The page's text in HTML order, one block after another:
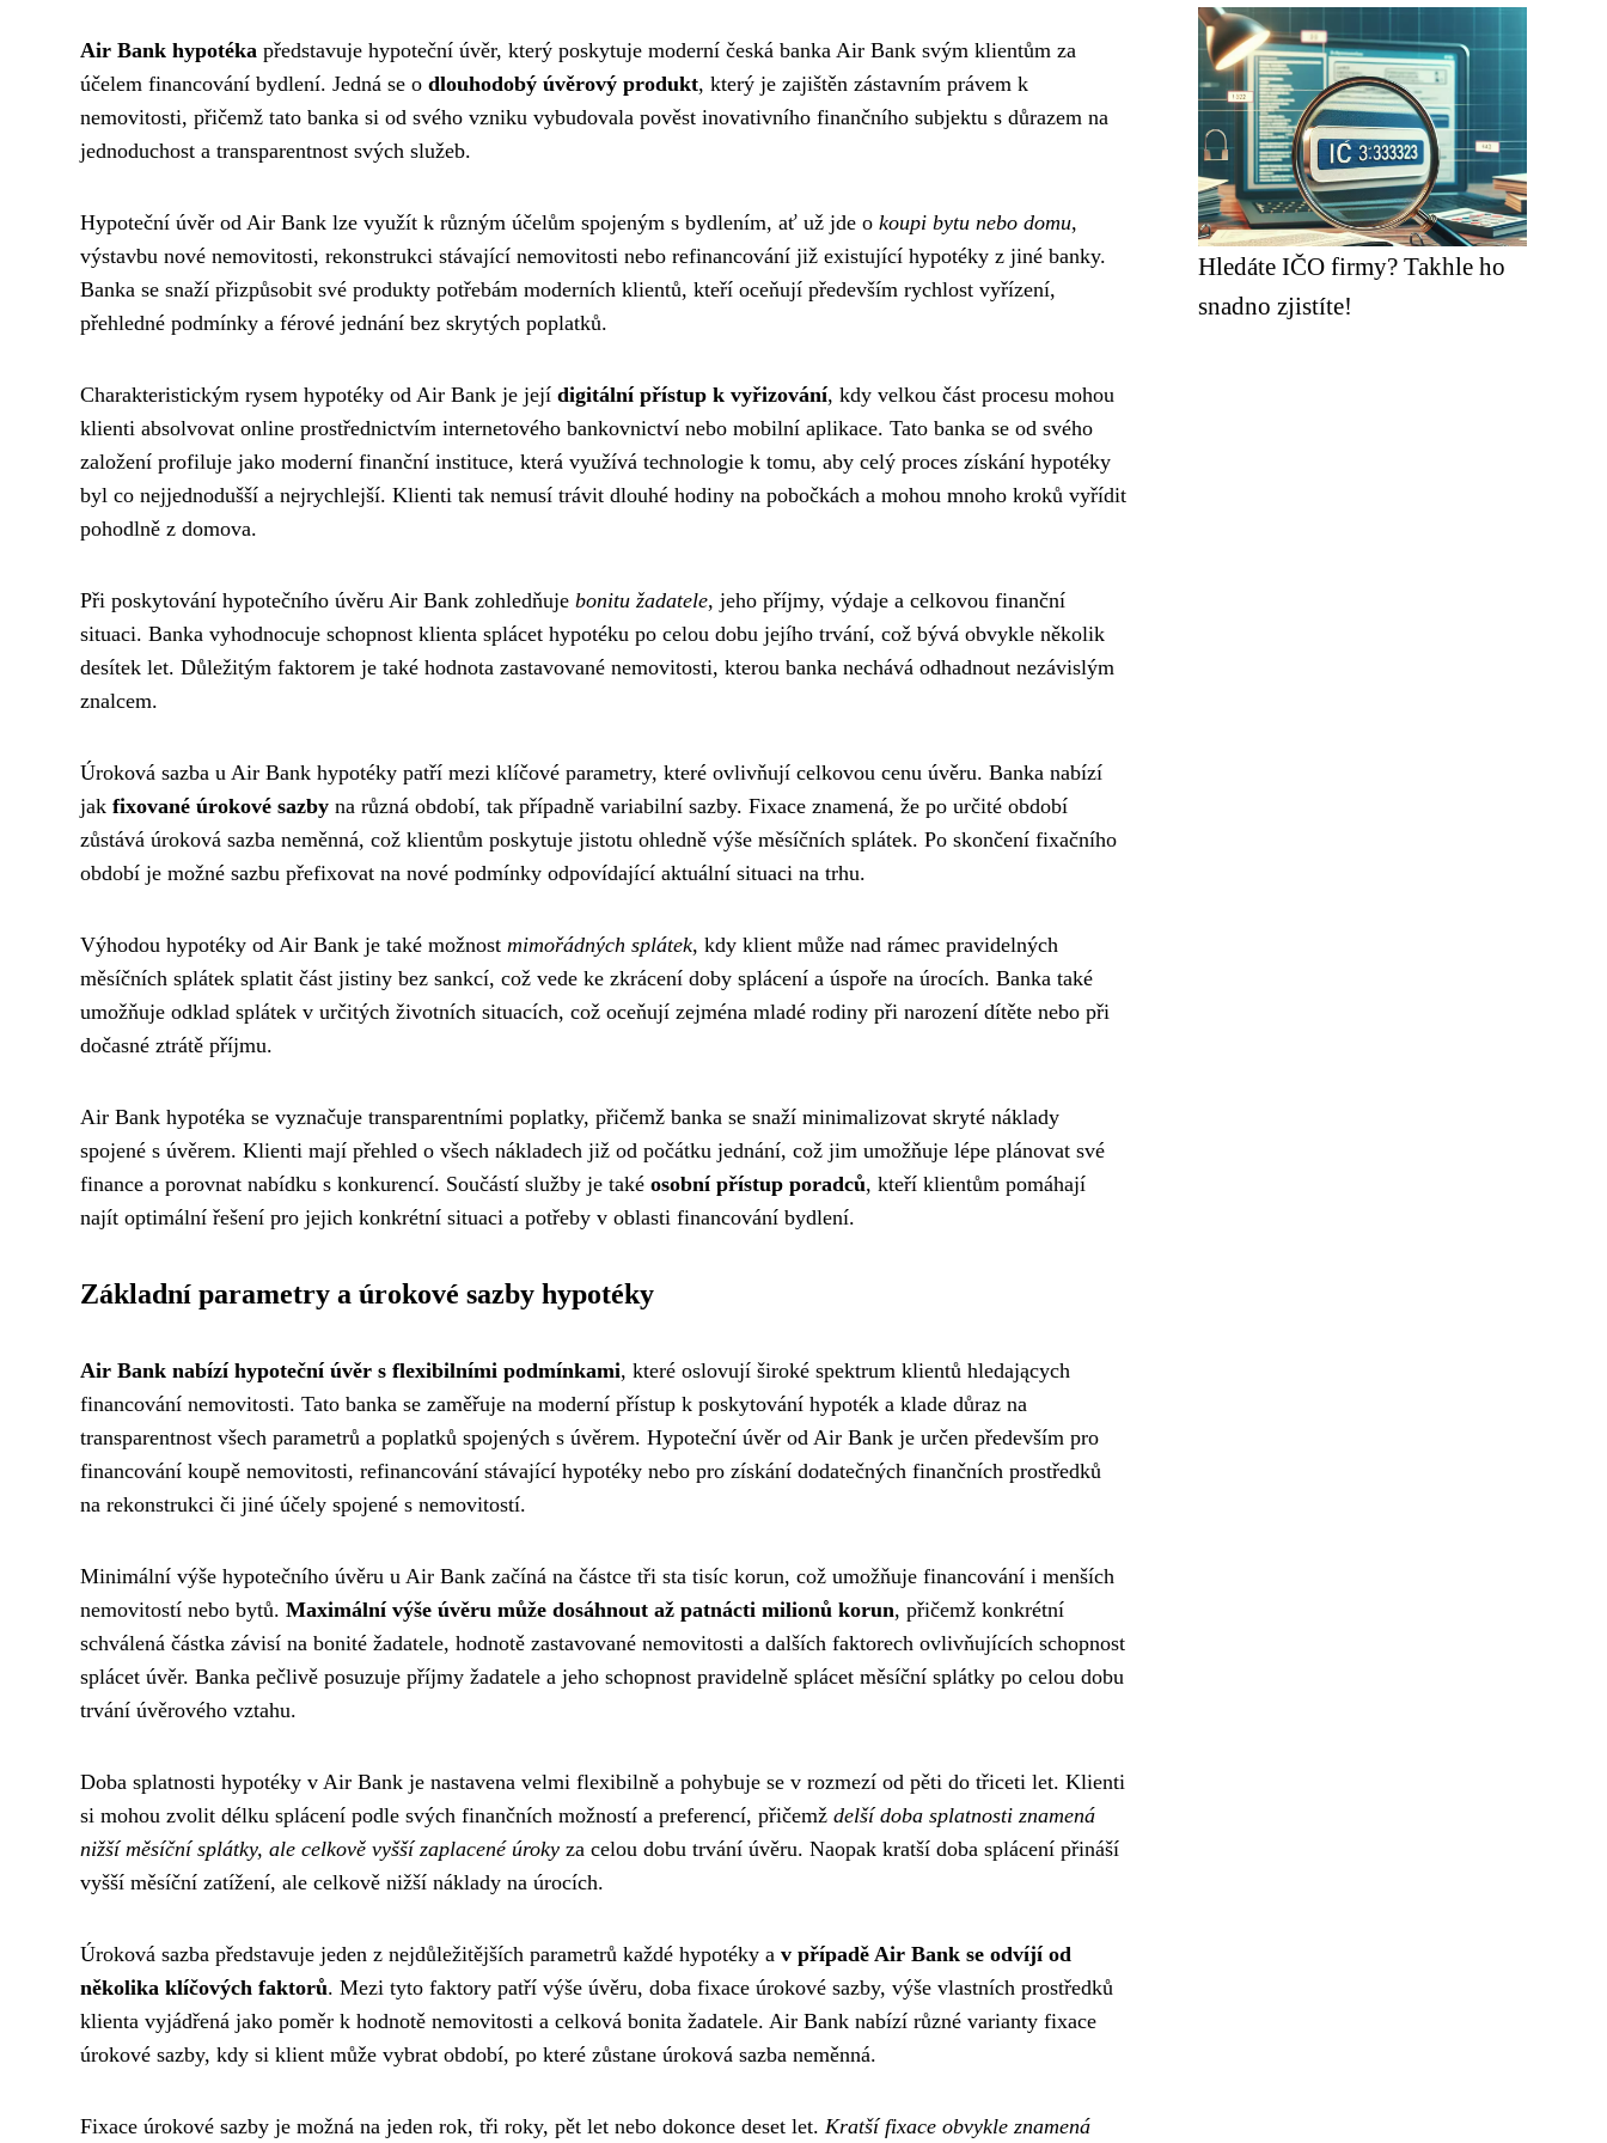
Air Bank hypotéka představuje hypoteční úvěr, který poskytuje moderní česká banka Air Bank svým klientům za
účelem financování bydlení. Jedná se o dlouhodobý úvěrový produkt, který je zajištěn zástavním právem k
nemovitosti, přičemž tato banka si od svého vzniku vybudovala pověst inovativního finančního subjektu s důrazem na
jednoduchost a transparentnost svých služeb.
Hypoteční úvěr od Air Bank lze využít k různým účelům spojeným s bydlením, ať už jde o koupi bytu nebo domu,
výstavbu nové nemovitosti, rekonstrukci stávající nemovitosti nebo refinancování již existující hypotéky z jiné banky.
Banka se snaží přizpůsobit své produkty potřebám moderních klientů, kteří oceňují především rychlost vyřízení,
přehledné podmínky a férové jednání bez skrytých poplatků.
Charakteristickým rysem hypotéky od Air Bank je její digitální přístup k vyřizování, kdy velkou část procesu mohou
klienti absolvovat online prostřednictvím internetového bankovnictví nebo mobilní aplikace. Tato banka se od svého
založení profiluje jako moderní finanční instituce, která využívá technologie k tomu, aby celý proces získání hypotéky
byl co nejjednodušší a nejrychlejší. Klienti tak nemusí trávit dlouhé hodiny na pobočkách a mohou mnoho kroků vyřídit
pohodlně z domova.
Při poskytování hypotečního úvěru Air Bank zohledňuje bonitu žadatele, jeho příjmy, výdaje a celkovou finanční
situaci. Banka vyhodnocuje schopnost klienta splácet hypotéku po celou dobu jejího trvání, což bývá obvykle několik
desítek let. Důležitým faktorem je také hodnota zastavované nemovitosti, kterou banka nechává odhadnout nezávislým
znalcem.
Úroková sazba u Air Bank hypotéky patří mezi klíčové parametry, které ovlivňují celkovou cenu úvěru. Banka nabízí
jak fixované úrokové sazby na různá období, tak případně variabilní sazby. Fixace znamená, že po určité období
zůstává úroková sazba neměnná, což klientům poskytuje jistotu ohledně výše měsíčních splátek. Po skončení fixačního
období je možné sazbu přefixovat na nové podmínky odpovídající aktuální situaci na trhu.
Výhodou hypotéky od Air Bank je také možnost mimořádných splátek, kdy klient může nad rámec pravidelných
měsíčních splátek splatit část jistiny bez sankcí, což vede ke zkrácení doby splácení a úspoře na úrocích. Banka také
umožňuje odklad splátek v určitých životních situacích, což oceňují zejména mladé rodiny při narození dítěte nebo při
dočasné ztrátě příjmu.
Air Bank hypotéka se vyznačuje transparentními poplatky, přičemž banka se snaží minimalizovat skryté náklady
spojené s úvěrem. Klienti mají přehled o všech nákladech již od počátku jednání, což jim umožňuje lépe plánovat své
finance a porovnat nabídku s konkurencí. Součástí služby je také osobní přístup poradců, kteří klientům pomáhají
najít optimální řešení pro jejich konkrétní situaci a potřeby v oblasti financování bydlení.
Základní parametry a úrokové sazby hypotéky
Air Bank nabízí hypoteční úvěr s flexibilními podmínkami, které oslovují široké spektrum klientů hledających
financování nemovitosti. Tato banka se zaměřuje na moderní přístup k poskytování hypoték a klade důraz na
transparentnost všech parametrů a poplatků spojených s úvěrem. Hypoteční úvěr od Air Bank je určen především pro
financování koupě nemovitosti, refinancování stávající hypotéky nebo pro získání dodatečných finančních prostředků
na rekonstrukci či jiné účely spojené s nemovitostí.
Minimální výše hypotečního úvěru u Air Bank začíná na částce tři sta tisíc korun, což umožňuje financování i menších
nemovitostí nebo bytů. Maximální výše úvěru může dosáhnout až patnácti milionů korun, přičemž konkrétní
schválená částka závisí na bonité žadatele, hodnotě zastavované nemovitosti a dalších faktorech ovlivňujících schopnost
splácet úvěr. Banka pečlivě posuzuje příjmy žadatele a jeho schopnost pravidelně splácet měsíční splátky po celou dobu
trvání úvěrového vztahu.
Doba splatnosti hypotéky v Air Bank je nastavena velmi flexibilně a pohybuje se v rozmezí od pěti do třiceti let. Klienti
si mohou zvolit délku splácení podle svých finančních možností a preferencí, přičemž delší doba splatnosti znamená
nižší měsíční splátky, ale celkově vyšší zaplacené úroky za celou dobu trvání úvěru. Naopak kratší doba splácení přináší
vyšší měsíční zatížení, ale celkově nižší náklady na úrocích.
Úroková sazba představuje jeden z nejdůležitějších parametrů každé hypotéky a v případě Air Bank se odvíjí od
několika klíčových faktorů. Mezi tyto faktory patří výše úvěru, doba fixace úrokové sazby, výše vlastních prostředků
klienta vyjádřená jako poměr k hodnotě nemovitosti a celková bonita žadatele. Air Bank nabízí různé varianty fixace
úrokové sazby, kdy si klient může vybrat období, po které zůstane úroková sazba neměnná.
Fixace úrokové sazby je možná na jeden rok, tři roky, pět let nebo dokonce deset let. Kratší fixace obvykle znamená
Hledáte IČO firmy? Takhle ho
snadno zjistíte!